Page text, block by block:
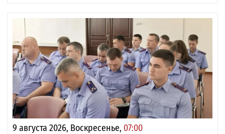
9 августа 2026, Воскресенье, 07:00